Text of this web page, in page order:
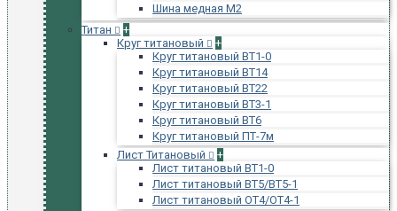
Шина медная М2
Титан
+
Круг титановый
+
Круг титановый ВТ1-0
Круг титановый ВТ14
Круг титановый ВТ22
Круг титановый ВТ3-1
Круг титановый ВТ6
Круг титановый ПТ-7м
Лист Титановый
+
Лист титановый ВТ1-0
Лист титановый ВТ5/ВТ5-1
Лист титановый ОТ4/ОТ4-1